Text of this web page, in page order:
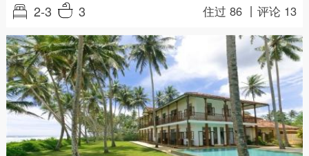
2-3 3 住过 86 丨评论 13